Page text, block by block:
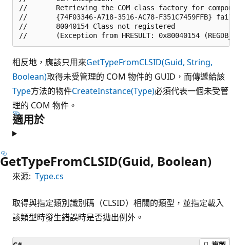
//       Retrieving the COM class factory for
//       {74F03346-A718-3516-AC78-
//       80040154 Class not registered
相反地，應該只用來GetTypeFromCLSID(Guid, String,
Boolean)取得未受管理的 COM 物件的 GUID，而傳遞給該
Type方法的物件CreateInstance(Type)必須代表一個未受管
理的 COM 物件。
適用於
GetTypeFromCLSID(Guid, Boolean)
來源: Type.cs
取得與指定類別識別碼（CLSID）相關的類型，並指定載入
該類型時發生錯誤時是否拋出例外。